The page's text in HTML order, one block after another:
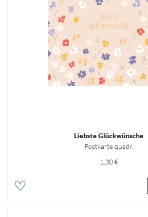
Liebste Glückwünsche
Postkarte quadr.
1,30 €